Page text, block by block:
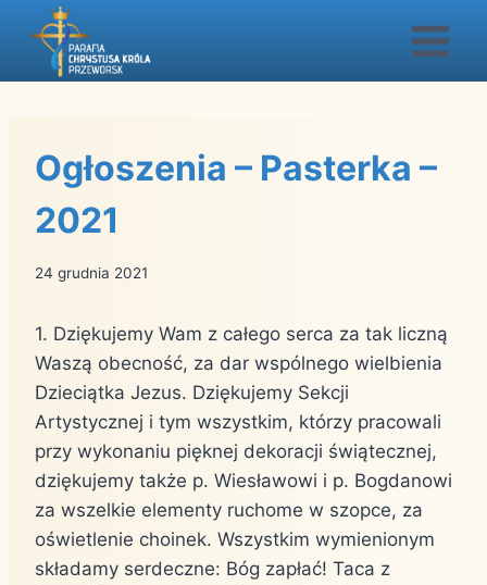
Przejdź
Ogłoszenia – Pasterka –
2021
24 grudnia 2021
1. Dziękujemy Wam z całego serca za tak liczną
Waszą obecność, za dar wspólnego wielbienia
Dzieciątka Jezus. Dziękujemy Sekcji
Artystycznej i tym wszystkim, którzy pracowali
przy wykonaniu pięknej dekoracji świątecznej,
dziękujemy także p. Wiesławowi i p. Bogdanowi
za wszelkie elementy ruchome w szopce, za
oświetlenie choinek. Wszystkim wymienionym
składamy serdeczne: Bóg zapłać! Taca z